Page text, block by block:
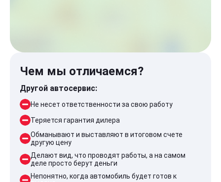
Чем мы отличаемся?
Другой автосервис:
Не несет ответственности за свою работу
Теряется гарантия дилера
Обманывают и выставляют в итоговом счете
другую цену
Делают вид, что проводят работы, а на самом
деле просто берут деньги
Непонятно, когда автомобиль будет готов к